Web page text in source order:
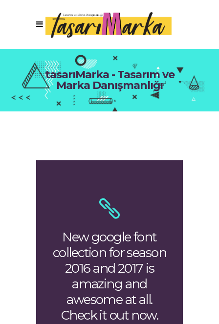
tasarıMarka - Tasarım ve
Marka Danışmanlığı
New google font
collection for season
2016 and 2017 is
amazing and
awesome at all.
Check it out now.